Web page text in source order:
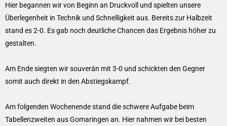
Hier begannen wir von Beginn an Druckvoll und spielten unsere
Überlegenheit in Technik und Schnelligkeit aus. Bereits zur Halbzeit
stand es 2-0. Es gab noch deutliche Chancen das Ergebnis höher zu
gestalten.
Am Ende siegten wir souverän mit 3-0 und schickten den Gegner
somit auch direkt in den Abstiegskampf.
Am folgenden Wochenende stand die schwere Aufgabe beim
Tabellenzweiten aus Gomaringen an. Hier nahmen wir bei besten